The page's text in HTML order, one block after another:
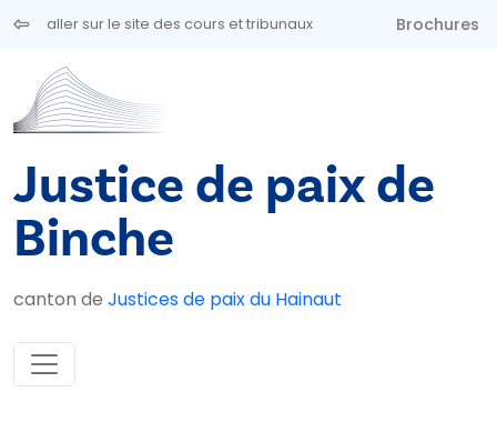
Aller au contenu principal
aller sur le site des cours et tribunaux Brochures
Justice de paix de
Binche
canton de Justices de paix du Hainaut